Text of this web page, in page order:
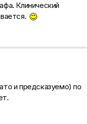
Клинический
и предсказуемо) по